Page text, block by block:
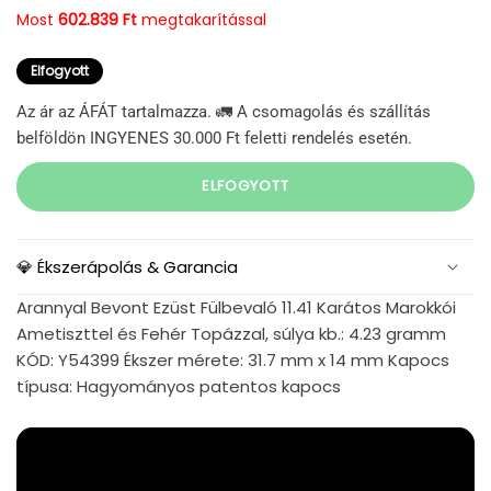
Most 602.839 Ft megtakarítással
Elfogyott
Az ár az ÁFÁT tartalmazza. 🚛 A csomagolás és szállítás
belföldön INGYENES 30.000 Ft feletti rendelés esetén.
ELFOGYOTT
💎 Ékszerápolás & Garancia
Arannyal Bevont Ezüst Fülbevaló 11.41 Karátos Marokkói
Ametiszttel és Fehér Topázzal, súlya kb.: 4.23 gramm
KÓD: Y54399 Ékszer mérete: 31.7 mm x 14 mm Kapocs
típusa: Hagyományos patentos kapocs